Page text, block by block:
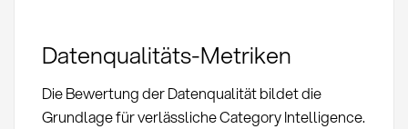
Datenqualitäts-Metriken
Die Bewertung der Datenqualität bildet die
Grundlage für verlässliche Category Intelligence.